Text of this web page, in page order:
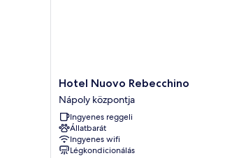
Hotel
Nuovo
Rebecchino
Nápoly
központja
Hotel Nuovo Rebecchino
Nápoly központja
Ingyenes reggeli
Állatbarát
Ingyenes wifi
Légkondicionálás